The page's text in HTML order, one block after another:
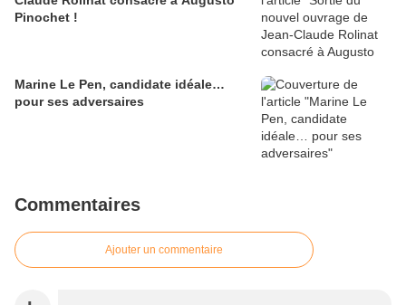
Pinochet !
Marine Le Pen, candidate idéale…
pour ses adversaires
Commentaires
Ajouter un commentaire